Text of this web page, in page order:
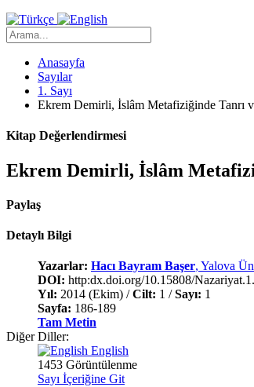
Anasayfa
Sayılar
1. Sayı
Ekrem Demirli, İslâm Metafiziğinde Tanrı
Kitap Değerlendirmesi
Ekrem Demirli, İslâm
Paylaş
Detaylı Bilgi
Yazarlar: Hacı Bayram Başer, Yalova
DOI: http:dx.doi.org/10.15808/
Yıl: 2014 (Ekim) /Cilt: 1 /Sayı: 1
Sayfa: 186-189
Tam Metin
Diğer Diller:
English
1453 Görüntülenme
Sayı İçeriğine Git